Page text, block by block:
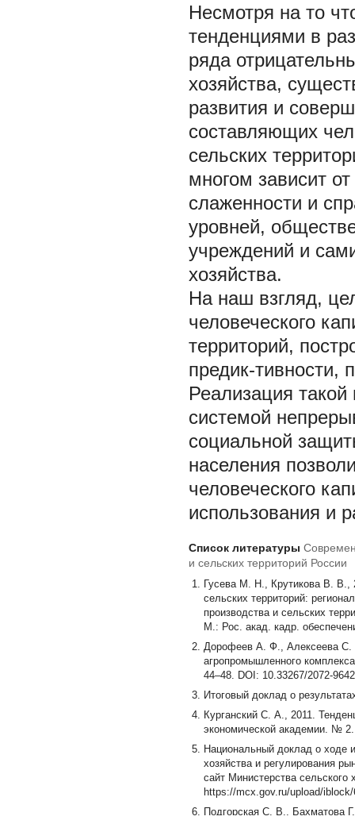
Несмотря на то
тенденциями в
ряда
хозяйства,
развития и
составляющих
сельских
многом зависит
слаженности и
уровней,
учреждений и
хозяйства.
На наш взгляд,
человеческого
территорий,
предик-тивности,
Реализация
системой
социальной
населения
человеческого
использования и
Список литературы
и сельских территорий России
Гусева М. Н., Крутикова В. В.,
сельских территорий:
производства и сельских
М.: Рос. акад. кадр.
Дорофеев А. Ф., Алексеева С.
агропромышленного
44–48. DOI: 10.33267/2072-
Итоговый доклад о
Курганский С. А., 2011.
экономической академии. №
Национальный доклад о ходе
хозяйства и регулирования
сайт Министерства сельского
https://mcx.gov.ru/upload/
Подгорская С. В., Бахматова